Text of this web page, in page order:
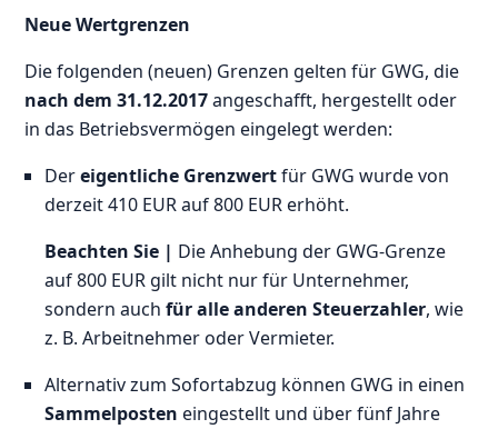
Neue Wertgrenzen
Die folgenden (neuen) Grenzen gelten für GWG, die
nach dem 31.12.2017angeschafft, hergestellt oder
in das Betriebsvermögen eingelegt werden:
Dereigentliche Grenzwertfür GWG wurde von
derzeit 410 EUR auf 800 EUR erhöht.
Beachten Sie | Die Anhebung der GWG-Grenze
auf 800 EUR gilt nicht nur für Unternehmer,
sondern auchfür alle anderen Steuerzahler, wie
z. B. Arbeitnehmer oder Vermieter.
Alternativ zum Sofortabzug können GWG in einen
Sammelposten eingestellt und über fünf Jahre